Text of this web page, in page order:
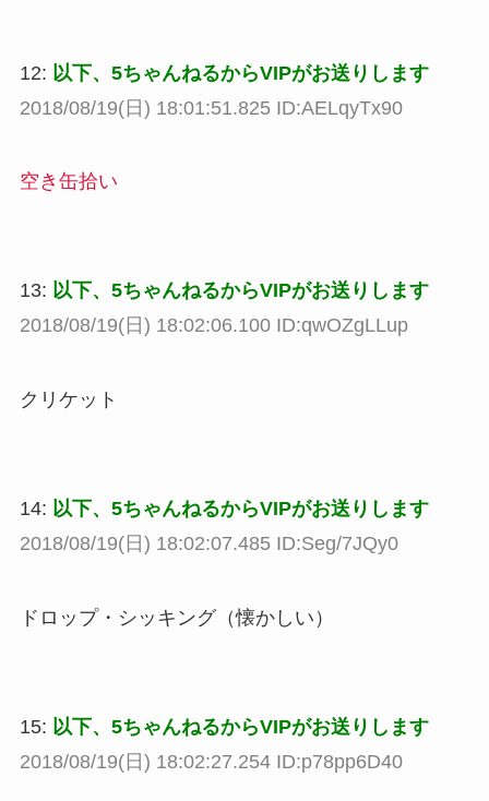
12: 以下、5ちゃんねるからVIPがお送りします
2018/08/19(日) 18:01:51.825 ID:AELqyTx90
空き缶拾い
13: 以下、5ちゃんねるからVIPがお送りします
2018/08/19(日) 18:02:06.100 ID:qwOZgLLup
クリケット
14: 以下、5ちゃんねるからVIPがお送りします
2018/08/19(日) 18:02:07.485 ID:Seg/7JQy0
ドロップ・シッキング（懐かしい）
15: 以下、5ちゃんねるからVIPがお送りします
2018/08/19(日) 18:02:27.254 ID:p78pp6D40